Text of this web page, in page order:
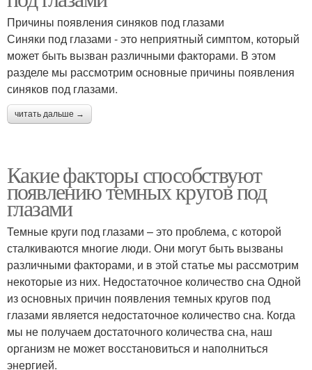
Причины появления синяков под глазами
Синяки под глазами - это неприятный симптом, который
может быть вызван различными факторами. В этом
разделе мы рассмотрим основные причины появления
синяков под глазами.
читать дальше →
Какие факторы способствуют
появлению темных кругов под
глазами
Темные круги под глазами – это проблема, с которой
сталкиваются многие люди. Они могут быть вызваны
различными факторами, и в этой статье мы рассмотрим
некоторые из них. Недостаточное количество сна Одной
из основных причин появления темных кругов под
глазами является недостаточное количество сна. Когда
мы не получаем достаточного количества сна, наш
организм не может восстановиться и наполниться
энергией.